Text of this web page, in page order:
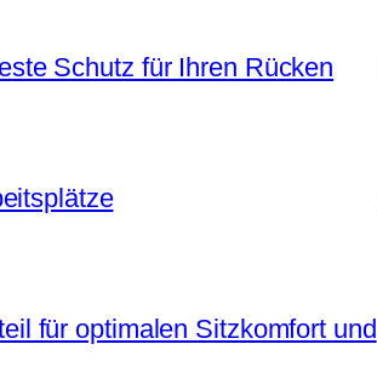
Schutz für Ihren Rücken
für optimalen Sitzkomfort und